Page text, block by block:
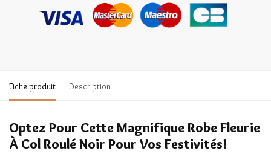
Fiche produit Description
Optez Pour Cette Magnifique Robe Fleurie
À Col Roulé Noir Pour Vos Festivités!